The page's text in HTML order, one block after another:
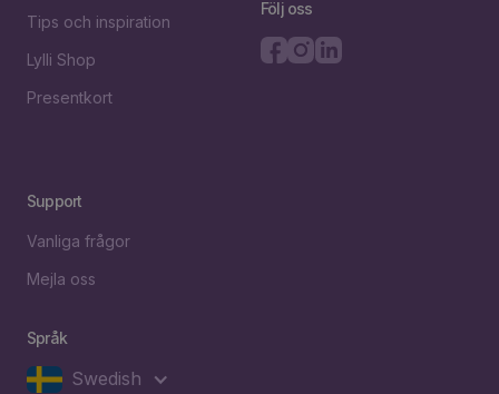
Tips och inspiration
Lylli Shop
Presentkort
Följ oss
Support
Vanliga frågor
Mejla oss
Språk
Swedish